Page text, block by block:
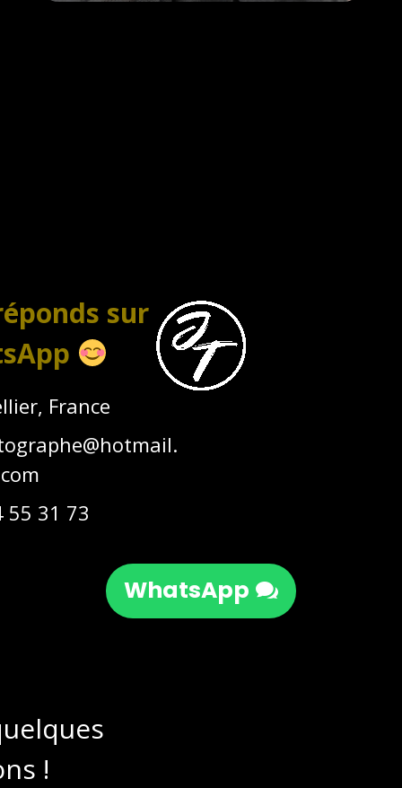
sur
France
com
55 31 73
WhatsApp
!